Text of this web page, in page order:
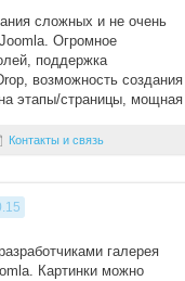
сложных и не очень
Огромное
поддержка
возможность создания
этапы/страницы, мощная
Контакты и связь
галерея
Картинки можно